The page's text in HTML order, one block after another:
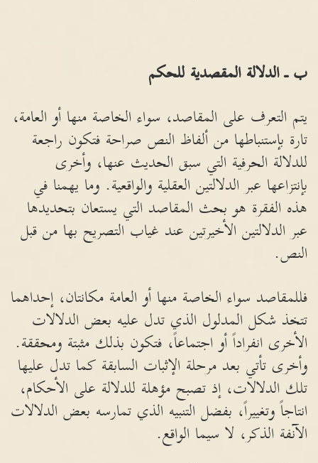
ب ـ الدلالة المقصدية للحكم
يتم التعرف على المقاصد، سواء الخاصة منها أو العامة،
تارة بإستنباطها من ألفاظ النص صراحة فتكون راجعة
للدلالة الحرفية التي سبق الحديث عنها، وأخرى
بإنتزاعها عبر الدلالتين العقلية والواقعية. وما يهمنا في
هذه الفقرة هو بحث المقاصد التي يستعان بتحديدها
عبر الدلالتين الأخيرتين عند غياب التصريح بها من قبل
النص.
فللمقاصد سواء الخاصة منها أو العامة مكانتان، إحداهما
تتخذ شكل المدلول الذي تدل عليه بعض الدلالات
الأخرى انفراداً أو اجتماعاً، فتكون بذلك مثبتة ومحققة.
وأخرى تأتي بعد مرحلة الإثبات السابقة كما تدل عليها
تلك الدلالات، إذ تصبح مؤهلة للدلالة على الأحكام،
انتاجاً وتغييراً، بفضل التنبيه الذي تمارسه بعض الدلالات
الآنفة الذكر، لا سيما الواقع.